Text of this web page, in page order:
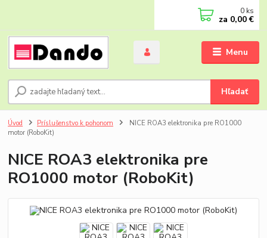
Menu
Hľadať
0 ks
za 0,00 €
Úvod Príslušenstvo k pohonom
NICE ROA3 elektronika pre RO1000
motor (RoboKit)
NICE ROA3 elektronika pre
RO1000 motor (RoboKit)